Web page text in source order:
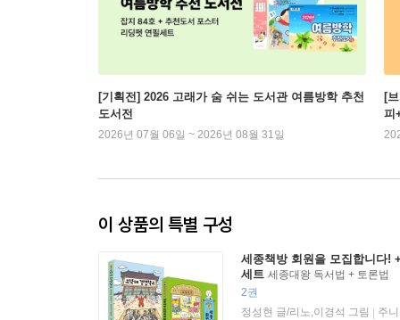
[기획전] 2026 고래가 숨 쉬는 도서관 여름방학 추천
도서전
2026년 07월 06일 ~ 2026년 08월 31일
[
피
이 상품의 특별 구성
세종책방 회원을 모집합니다!
세트 세종대왕 독서법 + 토론법
2권
정성현 글/리노,이경석 그림
주